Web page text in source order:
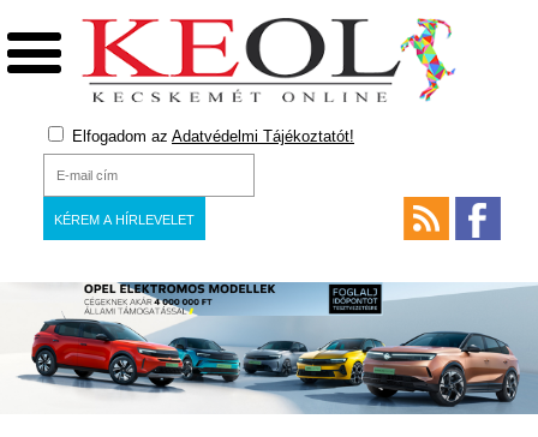
Elfogadom az Adatvédelmi Tájékoztatót!